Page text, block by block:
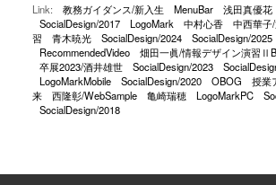
Link:
教務ガイダンス/新入生 MenuBar 浅田真優花
SocialDesign/2017
LogoMark 中村心香
中西華子
習
青木暁光 SocialDesign/2024
SocialDesign/2025
RecommendedVideo
畑田一眞/情報デザイン演習ⅡB
卒展2023/酒井雄世
SocialDesign/2023
LogoMarkMobile
SocialDesign/2020 OBOG 授業
来
西隆彰/WebSample 亀崎瑞穂 LogoMarkPC
SocialDesign/2018